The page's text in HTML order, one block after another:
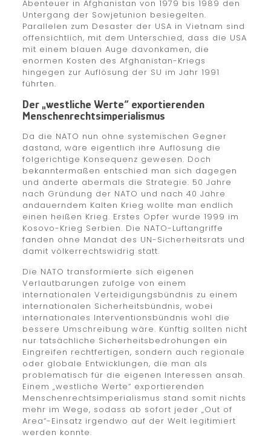
Abenteuer in Afghanistan von 1979 bis 1989 den
Untergang der Sowjetunion besiegelten.
Parallelen zum Desaster der USA in Vietnam sind
offensichtlich, mit dem Unterschied, dass die USA
mit einem blauen Auge davonkamen, die
enormen Kosten des Afghanistan-Kriegs
hingegen zur Auflösung der SU im Jahr 1991
führten.
Der „westliche Werte“ exportierenden
Menschenrechtsimperialismus
Da die NATO nun ohne systemischen Gegner
dastand, wäre eigentlich ihre Auflösung die
folgerichtige Konsequenz gewesen. Doch
bekanntermaßen entschied man sich dagegen
und änderte abermals die Strategie. 50 Jahre
nach Gründung der NATO und nach 40 Jahre
andauerndem Kalten Krieg wollte man endlich
einen heißen Krieg. Erstes Opfer wurde 1999 im
Kosovo-Krieg Serbien. Die NATO-Luftangriffe
fanden ohne Mandat des UN-Sicherheitsrats und
damit völkerrechtswidrig statt.
Die NATO transformierte sich eigenen
Verlautbarungen zufolge von einem
internationalen Verteidigungsbündnis zu einem
internationalen Sicherheitsbündnis, wobei
internationales Interventionsbündnis wohl die
bessere Umschreibung wäre. Künftig sollten nicht
nur tatsächliche Sicherheitsbedrohungen ein
Eingreifen rechtfertigen, sondern auch regionale
oder globale Entwicklungen, die man als
problematisch für die eigenen Interessen ansah.
Einem „westliche Werte“ exportierenden
Menschenrechtsimperialismus stand somit nichts
mehr im Wege, sodass ab sofort jeder „Out of
Area“-Einsatz irgendwo auf der Welt legitimiert
werden konnte.